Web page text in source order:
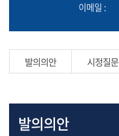
의
원
발
발
언
이메일 :
발의의안 시정질문
발의의안